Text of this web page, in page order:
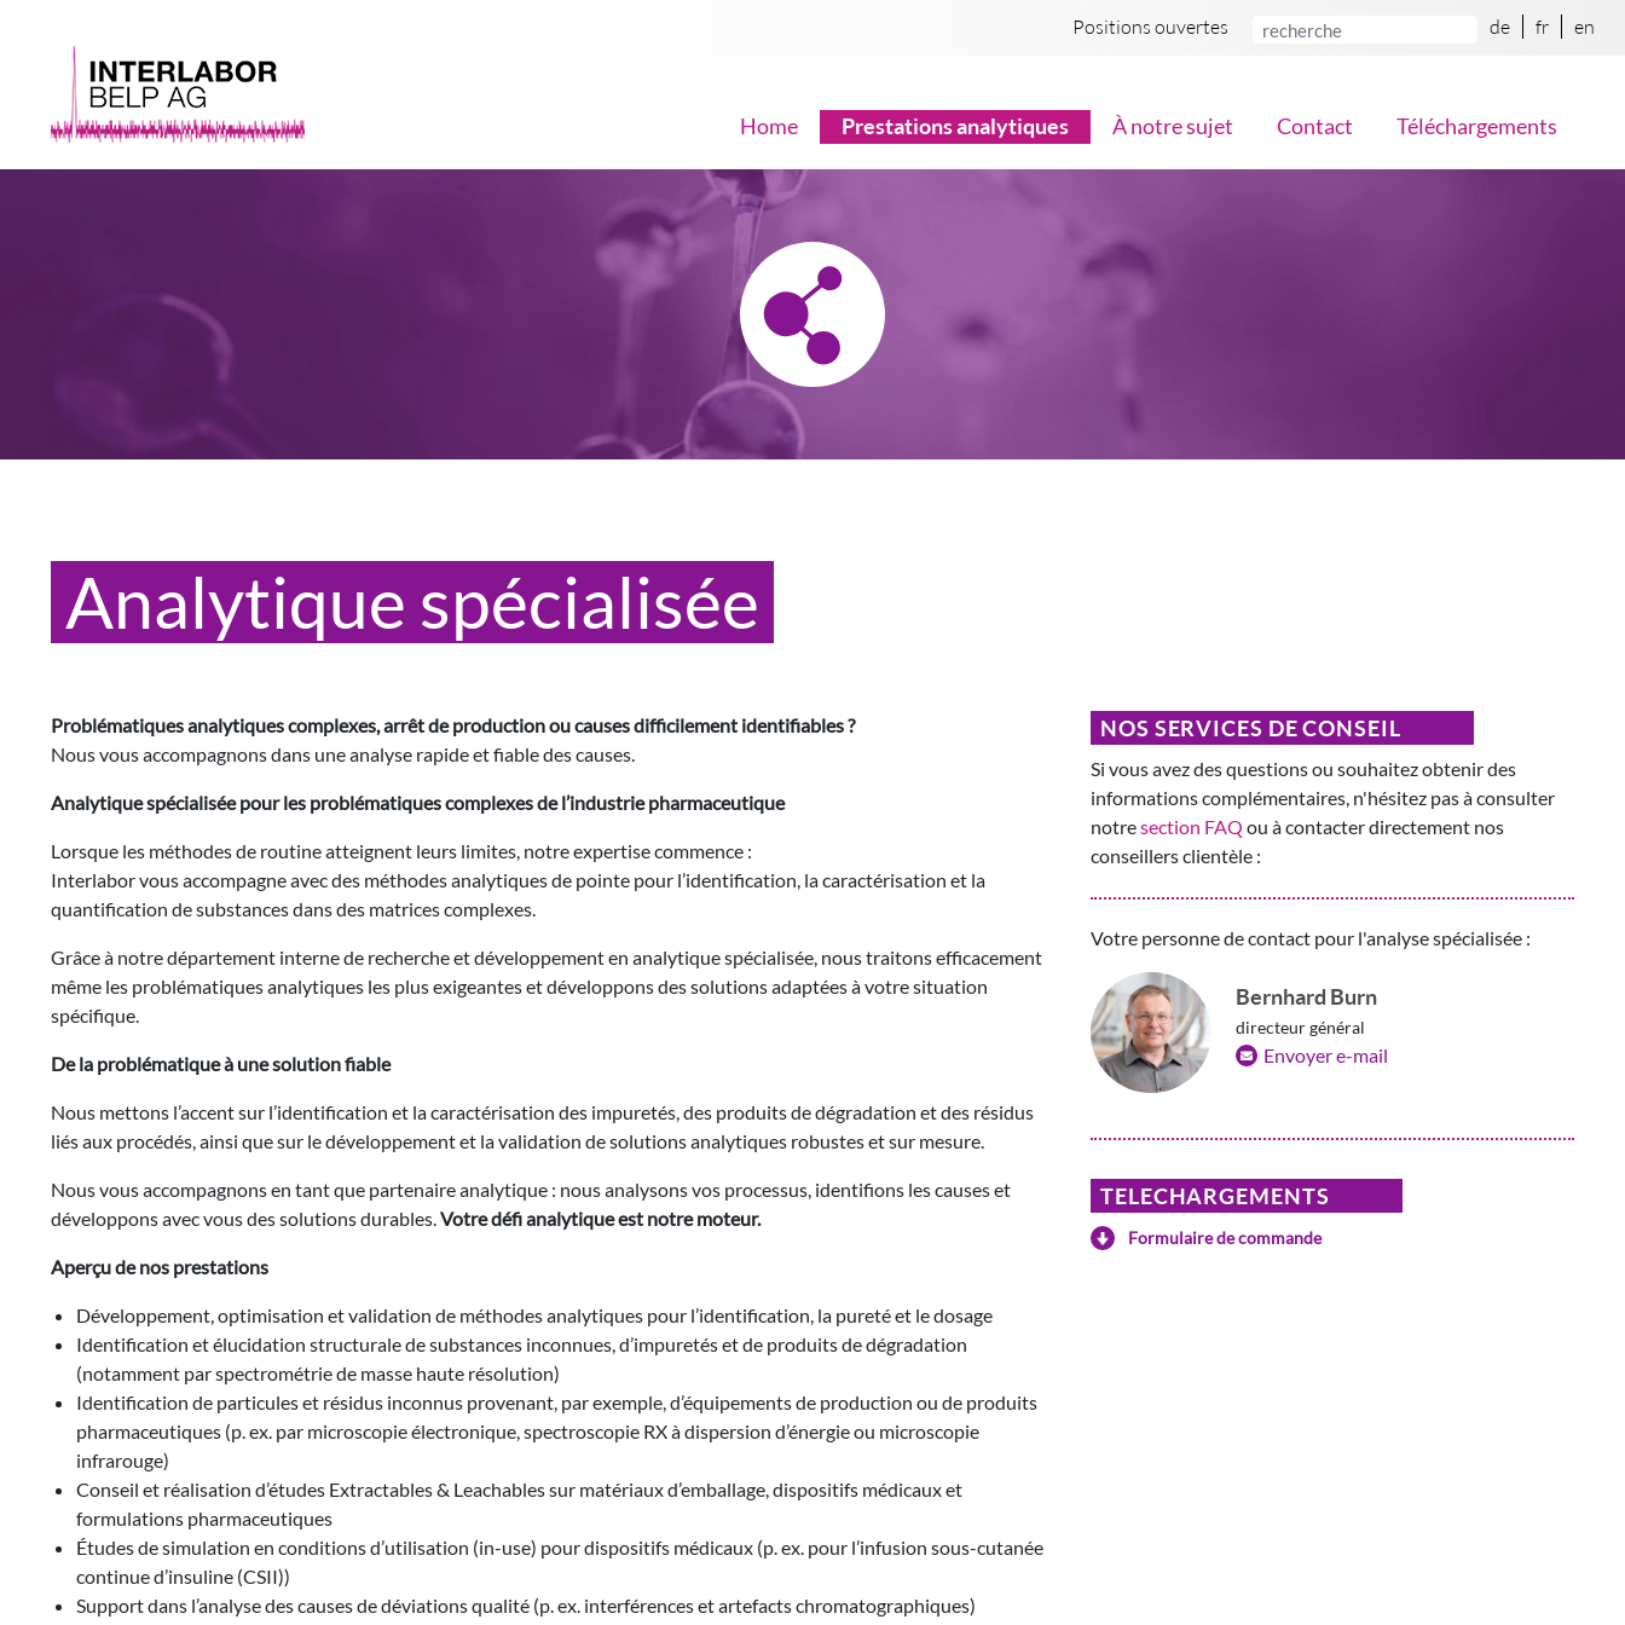
Positions ouvertes de fr en
Home Prestations analytiques À notre sujet Contact Téléchargements
Analytique spécialisée
Problématiques analytiques complexes, arrêt de production ou causes difficilement identifiables ?
Nous vous accompagnons dans une analyse rapide et fiable des causes.
Analytique spécialisée pour les problématiques complexes de l’industrie pharmaceutique
Lorsque les méthodes de routine atteignent leurs limites, notre expertise commence :
Interlabor vous accompagne avec des méthodes analytiques de pointe pour l’identification, la caractérisation et la
quantification de substances dans des matrices complexes.
Grâce à notre département interne de recherche et développement en analytique spécialisée, nous traitons efficacement
même les problématiques analytiques les plus exigeantes et développons des solutions adaptées à votre situation
spécifique.
De la problématique à une solution fiable
Nous mettons l’accent sur l’identification et la caractérisation des impuretés, des produits de dégradation et des résidus
liés aux procédés, ainsi que sur le développement et la validation de solutions analytiques robustes et sur mesure.
Nous vous accompagnons en tant que partenaire analytique : nous analysons vos processus, identifions les causes et
développons avec vous des solutions durables.Votre défi analytique est notre moteur.
Aperçu de nos prestations
Développement, optimisation et validation de méthodes analytiques pour l’identification, la pureté et le dosage
Identification et élucidation structurale de substances inconnues, d’impuretés et de produits de dégradation
(notamment par spectrométrie de masse haute résolution)
Identification de particules et résidus inconnus provenant, par exemple, d’équipements de production ou de produits
pharmaceutiques (p. ex. par microscopie électronique, spectroscopie RX à dispersion d’énergie ou microscopie
infrarouge)
Conseil et réalisation d’études Extractables & Leachables sur matériaux d’emballage, dispositifs médicaux et
formulations pharmaceutiques
Études de simulation en conditions d’utilisation (in-use) pour dispositifs médicaux (p. ex. pour l’infusion sous-cutanée
continue d’insuline (CSII))
Support dans l’analyse des causes de déviations qualité (p. ex. interférences et artefacts chromatographiques)
NOS SERVICES DE CONSEIL
Si vous avez des questions ou souhaitez obtenir des
informations complémentaires, n'hésitez pas à consulter
notresection FAQ ou à contacter directement nos
conseillers clientèle :
Votre personne de contact pour l'analyse spécialisée :
Bernhard Burn
directeur général
Envoyer e-mail
TELECHARGEMENTS
Formulaire de commande